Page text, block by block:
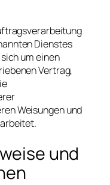
Dienstes
um einen
Vertrag,
Weisungen und
und